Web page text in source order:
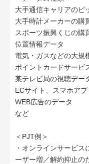
大手通信キャリアのビ
大手時計メーカーの購
スポーツ振興くじの購
位置情報データ
電気・ガスなどの大規
ポイントカードサービ
某テレビ局の視聴デー
ECサイト、スマホア
WEB広告のデータ
など
＜PJT例＞
・オンラインサービ
ーザー増／解約抑止の